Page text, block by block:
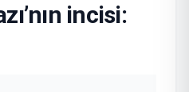
incisi: